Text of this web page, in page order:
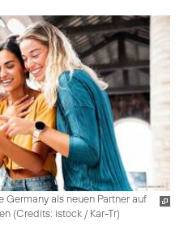
als neuen Partner auf
(Credits: istock / Kar-Tr)